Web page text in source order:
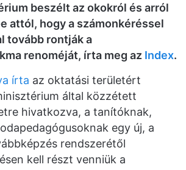
beszélt az okokról és arról
attól, hogy a számonkéréssel
tovább rontják a
renoméját, írta meg az Index.
írta az oktatási területért
által közzétett
hivatkozva, a tanítóknak,
egy új, a
rendszerétől
kell részt venniük a